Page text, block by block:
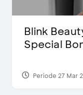
Blink
Special
Periode 27 Mar